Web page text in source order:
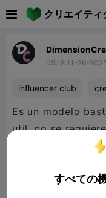
クリエイティ
05:18 11-26-2025
influencer club
Es un modelo
util, no se
encastren
すべての